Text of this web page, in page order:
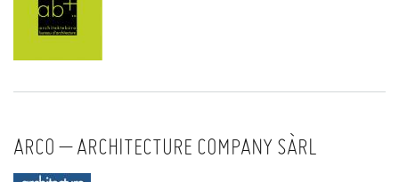
ARCO – ARCHITECTURE COMPANY SÀRL